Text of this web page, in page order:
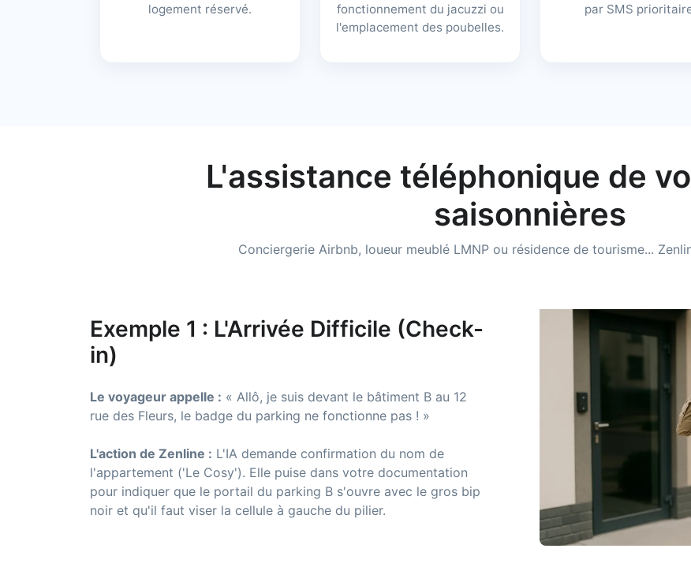
logement réservé.
fonctionnement du jacuzzi ou
l'emplacement des poubelles.
par SMS
L'assistance téléphonique de
saisonnières
Conciergerie Airbnb, loueur meublé LMNP ou résidence de tourisme...
Exemple 1 : L'Arrivée Difficile (Check-
in)
Le voyageur appelle : « Allô, je suis devant le bâtiment B au 12
rue des Fleurs, le badge du parking ne fonctionne pas ! »
L'action de Zenline : L'IA demande confirmation du nom de
l'appartement ('Le Cosy'). Elle puise dans votre documentation
pour indiquer que le portail du parking B s'ouvre avec le gros bip
noir et qu'il faut viser la cellule à gauche du pilier.